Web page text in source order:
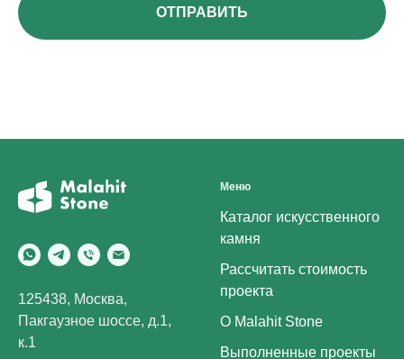
ОТПРАВИТЬ
125438, Москва,
Пакгаузное шоссе, д.1,
к.1
Меню
Каталог искусственного
камня
Рассчитать стоимость
проекта
О Malahit Stone
Выполненные проекты